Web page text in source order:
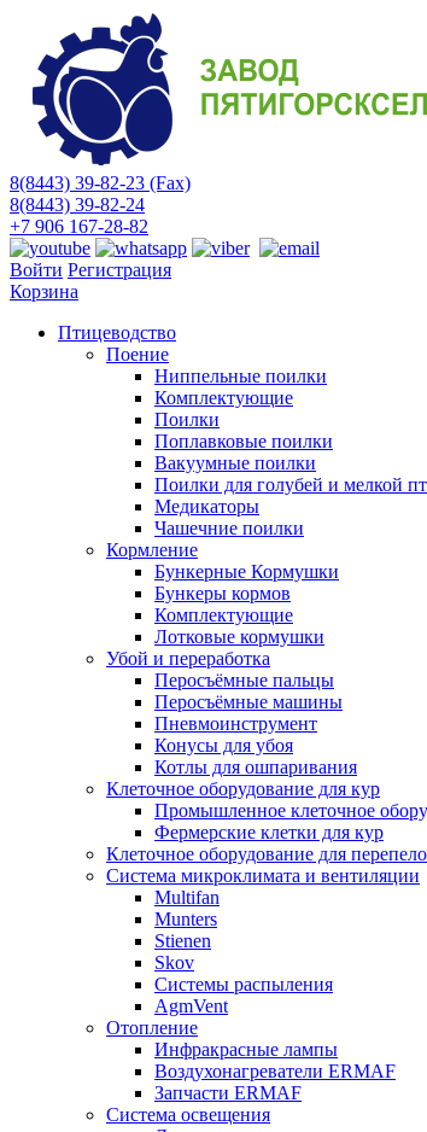
8(8443) 39-82-23 (Fax)
8(8443) 39-82-24
+7 906 167-28-82
Войти Регистрация
Корзина
Птицеводство
Поение
Ниппельные поилки
Комплектующие
Поилки
Поплавковые поилки
Вакуумные поилки
Поилки для голубей и мелкой
Медикаторы
Чашечние поилки
Кормление
Бункерные Кормушки
Бункеры кормов
Комплектующие
Лотковые кормушки
Убой и переработка
Перосъёмные пальцы
Перосъёмные машины
Пневмоинструмент
Конусы для убоя
Котлы для ошпаривания
Клеточное оборудование для кур
Промышленное клеточное
Фермерские клетки для кур
Клеточное оборудование для
Система микроклимата и вентиляции
Multifan
Munters
Stienen
Skov
Системы распыления
AgmVent
Отопление
Инфракрасные лампы
Воздухонагреватели ERMAF
Запчасти ERMAF
Система освещения